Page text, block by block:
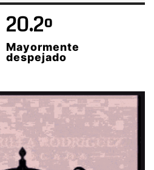
20.2º
Mayormente
despejado